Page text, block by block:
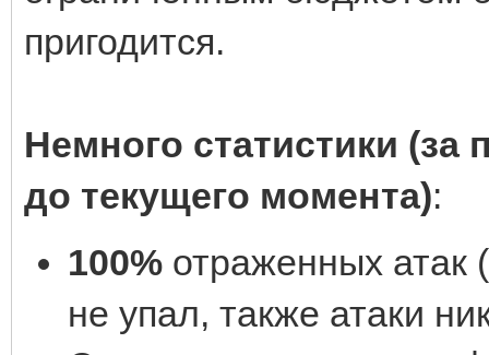
пригодится.
Немного статистики (за
до текущего момента):
100% отраженных атак
не упал, также атаки